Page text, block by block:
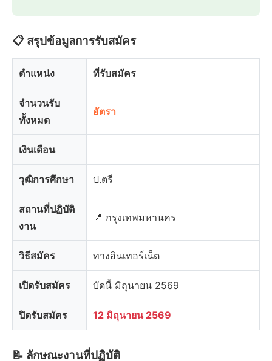
📋 สรุปข้อมูลการรับสมัคร
ตำแหน่ง ที่รับสมัคร
จำนวนรับ
ทั้งหมด
อัตรา
เงินเดือน
วุฒิการศึกษา ป.ตรี
สถานที่ปฏิบัติ
งาน
📍 กรุงเทพมหานคร
วิธีสมัคร ทางอินเทอร์เน็ต
เปิดรับสมัคร บัดนี้ มิถุนายน 2569
ปิดรับสมัคร 12 มิถุนายน 2569
📝 ลักษณะงานที่ปฏิบัติ